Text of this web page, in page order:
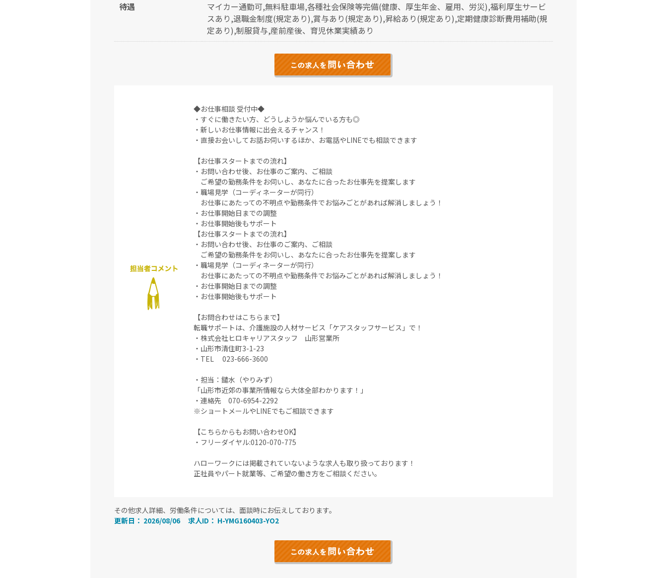
待遇
マイカー通勤可,無料駐車場,各種社会保険等完備(健康、厚生年金、雇用、労災),福利厚生サービ
スあり,退職金制度(規定あり),賞与あり(規定あり),昇給あり(規定あり),定期健康診断費用補助(規
定あり),制服貸与,産前産後、育児休業実績あり
◆お仕事相談 受付中◆
・すぐに働きたい方、どうしようか悩んでいる方も◎
・新しいお仕事情報に出会えるチャンス！
・直接お会いしてお話お伺いするほか、お電話やLINEでも相談できます
【お仕事スタートまでの流れ】
・お問い合わせ後、お仕事のご案内、ご相談
ご希望の勤務条件をお伺いし、あなたに合ったお仕事先を提案します
・職場見学（コーディネーターが同行）
お仕事にあたっての不明点や勤務条件でお悩みごとがあれば解消しましょう！
・お仕事開始日までの調整
・お仕事開始後もサポート
【お仕事スタートまでの流れ】
・お問い合わせ後、お仕事のご案内、ご相談
ご希望の勤務条件をお伺いし、あなたに合ったお仕事先を提案します
・職場見学（コーディネーターが同行）
お仕事にあたっての不明点や勤務条件でお悩みごとがあれば解消しましょう！
・お仕事開始日までの調整
・お仕事開始後もサポート
【お問合わせはこちらまで】
転職サポートは、介護施設の人材サービス「ケアスタッフサービス」で！
・株式会社ヒロキャリアスタッフ 山形営業所
・山形市清住町3-1-23
・TEL 023-666-3600
・担当：鑓水（やりみず）
「山形市近郊の事業所情報なら大体全部わかります！」
・連絡先 070-6954-2292
※ショートメールやLINEでもご相談できます
【こちらからもお問い合わせOK】
・フリーダイヤル:0120-070-775
ハローワークには掲載されていないような求人も取り扱っております！
正社員やパート就業等、ご希望の働き方をご相談ください。
その他求人詳細、労働条件については、面談時にお伝えしております。
更新日： 2026/08/06
求人ID： H-YMG160403-YO2